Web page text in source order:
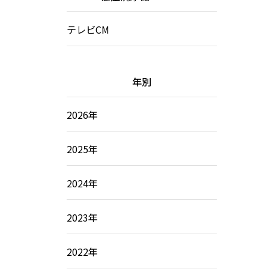
テレビCM
年別
2026年
2025年
2024年
2023年
2022年